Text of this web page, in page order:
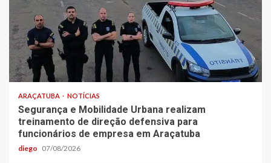
ARAÇATUBA NOTÍCIAS
Segurança e Mobilidade Urbana realizam
treinamento de direção defensiva para
funcionários de empresa em Araçatuba
diego 07/08/2026